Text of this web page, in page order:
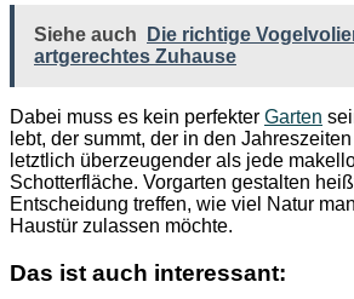
Siehe auch
Die richtige
artgerechtes Zuhause
Dabei muss es kein perfekter Garten
lebt, der summt, der in den
letztlich überzeugender als jede
Schotterfläche. Vorgarten gestalten
Entscheidung treffen, wie viel Natur
Haustür zulassen möchte.
Das ist auch interessant: